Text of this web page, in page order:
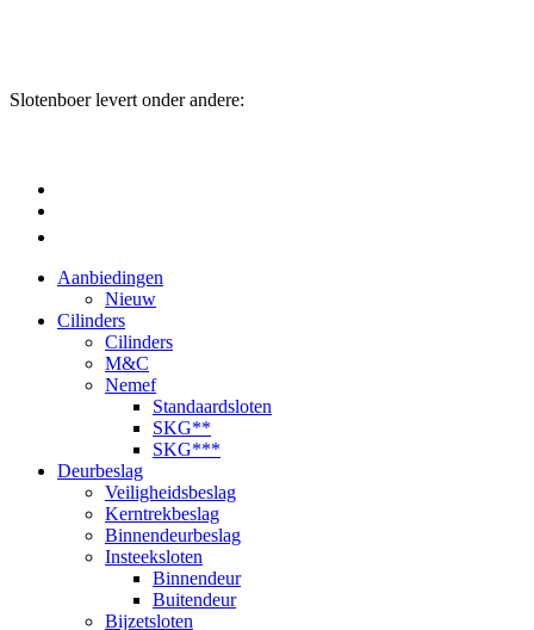
Slotenboer levert onder andere:
Aanbiedingen
Nieuw
Cilinders
Cilinders
M&C
Nemef
Standaardsloten
SKG**
SKG***
Deurbeslag
Veiligheidsbeslag
Kerntrekbeslag
Binnendeurbeslag
Insteeksloten
Binnendeur
Buitendeur
Bijzetsloten